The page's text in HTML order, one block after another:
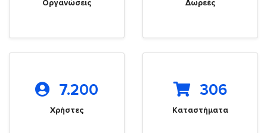
Οργανώσεις Δωρεές
7.200
Χρήστες
306
Καταστήματα